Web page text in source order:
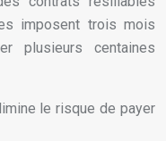
imposent trois mois
plusieurs centaines
le risque de payer